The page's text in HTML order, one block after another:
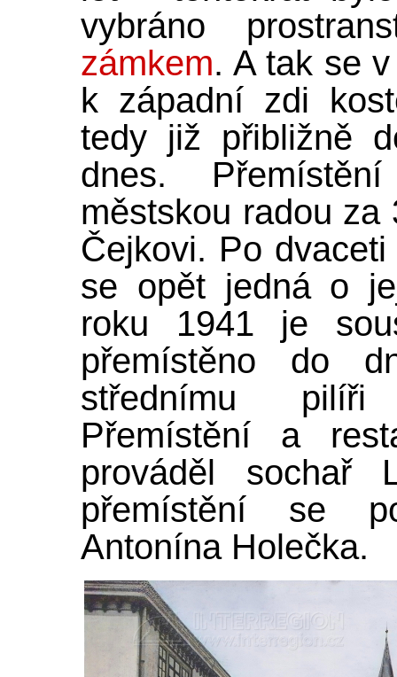
vybráno
zámkem. A tak se
k západní zdi
tedy již přibližně
dnes.
městskou radou
Čejkovi. Po
se opět jedná o
roku 1941 je
přemístěno do
střednímu pilíři
Přemístění a
prováděl sochař
přemístění se
Antonína Holečka.